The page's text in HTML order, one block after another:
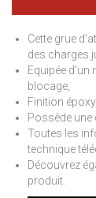
Cette grue
des charges
Equipée d'un
blocage,
Finition
Possède une
Toutes les
technique
Découvrez
produit.